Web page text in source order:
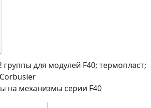
группы для модулей F40; термопласт;
на механизмы серии F40